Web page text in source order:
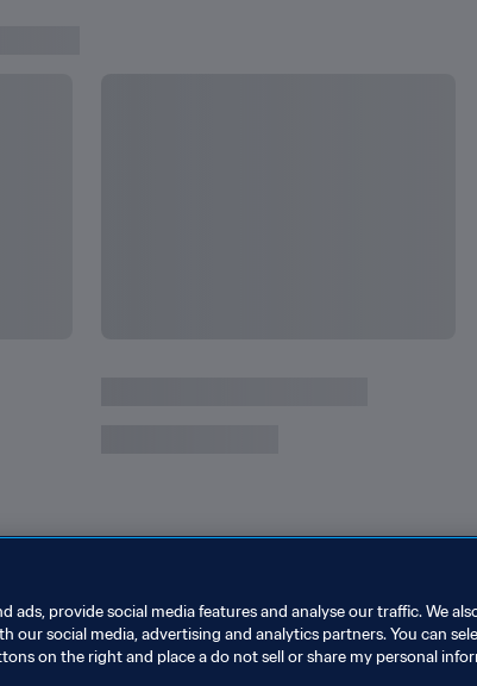
ads, provide social media features and analyse our traffic. We
our social media, advertising and analytics partners. You can
on the right and place a do not sell or share my personal